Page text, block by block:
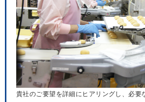
貴社のご要望を詳細にヒアリングし、必要